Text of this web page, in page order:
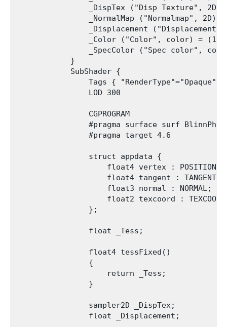
_DispTex ("Disp Texture", 2D)
_NormalMap ("Normalmap", 2D)
_Displacement
_Color ("Color", color) =
_SpecColor ("Spec color",
            }
            SubShader {
                Tags { "RenderType"="Opaque" }
                LOD 300
                CGPROGRAM
#pragma surface surf
                #pragma target 4.6
                struct appdata {
                    float4 vertex : POSITION;
                    float4 tangent : TANGENT;
                    float3 normal : NORMAL;
float2 texcoord :
                };
                float _Tess;
                float4 tessFixed()
                {
                    return _Tess;
                }
                sampler2D _DispTex;
                float _Displacement;